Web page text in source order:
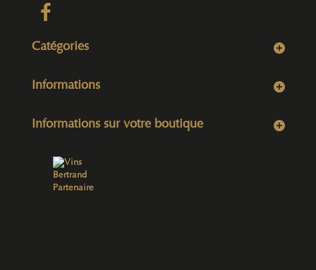
Catégories
Informations
Informations sur votre boutique